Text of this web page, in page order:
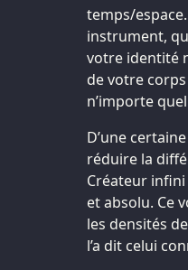
temps/
instrument,
votre identité
de votre
n’importe
D’une
réduire la
Créateur
et absolu. Ce
les densités
l’a dit celui